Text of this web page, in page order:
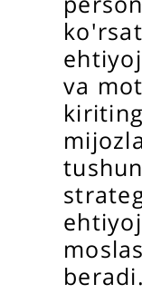
va
beradi.